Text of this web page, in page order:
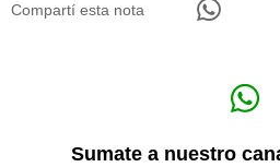
Compartí esta nota
Sumate a nuestro